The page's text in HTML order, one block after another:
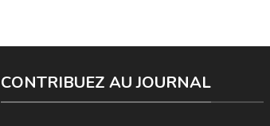
CONTRIBUEZ AU JOURNAL